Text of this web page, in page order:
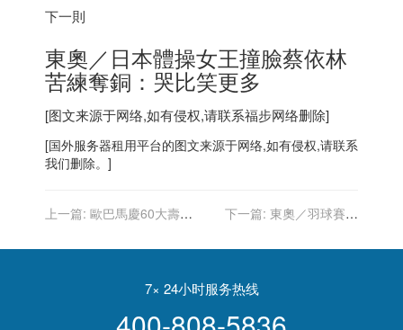
下一則
東奧／日本體操女王撞臉蔡依林
苦練奪銅：哭比笑更多
[图文来源于网络,如有侵权,请联系福步网络删除]
[国外服务器租用平台的图文来源于网络,如有侵权,请联系
我们删除。]
上一篇: 歐巴馬慶60大壽
下一篇: 東奧／羽球賽場
厭
7× 24小时服务热线